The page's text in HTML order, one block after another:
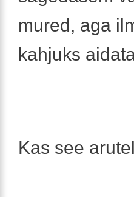
mured, aga
kahjuks
Kas see